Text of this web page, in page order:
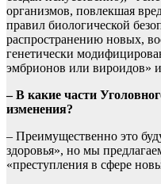
организмов, повлекшая
правил биологической
распространению новых,
генетически
эмбрионов или вироидов»
– В какие части
изменения?
– Преимущественно это
здоровья», но мы
«преступления в сфере